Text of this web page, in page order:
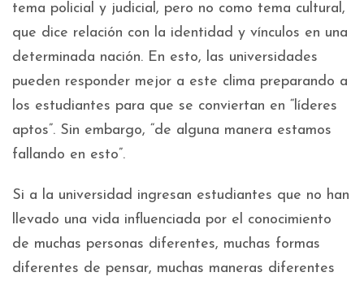
tema policial y judicial, pero no como tema cultural,
que dice relación con la identidad y vínculos en una
determinada nación. En esto, las universidades
pueden responder mejor a este clima preparando a
los estudiantes para que se conviertan en “líderes
aptos”. Sin embargo, “de alguna manera estamos
fallando en esto”.
Si a la universidad ingresan estudiantes que no han
llevado una vida influenciada por el conocimiento
de muchas personas diferentes, muchas formas
diferentes de pensar, muchas maneras diferentes